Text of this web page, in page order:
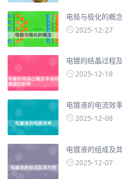
电极与极化的概念
2025-12-27
电镀的结晶过程
2025-12-18
电镀液的电流效
2025-12-08
电镀液的组成及
2025-12-07